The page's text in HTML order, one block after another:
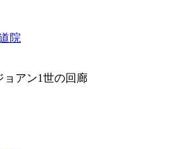
院
ョアン1世の回廊